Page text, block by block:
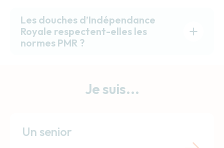
Les douches d’Indépendance
Royale respectent-elles les
normes PMR ?
Je suis...
Un senior